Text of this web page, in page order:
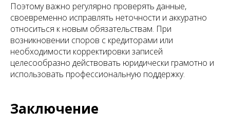
Поэтому важно регулярно проверять данные,
своевременно исправлять неточности и аккуратно
относиться к новым обязательствам. При
возникновении споров с кредиторами или
необходимости корректировки записей
целесообразно действовать юридически грамотно и
использовать профессиональную поддержку.
Заключение